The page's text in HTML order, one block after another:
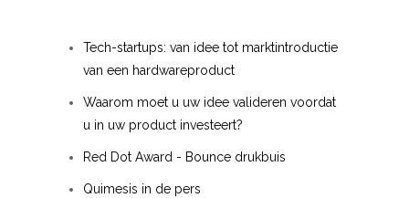
Tech-startups: van idee tot marktintroductie
van een hardwareproduct
Waarom moet u uw idee valideren voordat
u in uw product investeert?
Red Dot Award - Bounce drukbuis
Quimesis in de pers